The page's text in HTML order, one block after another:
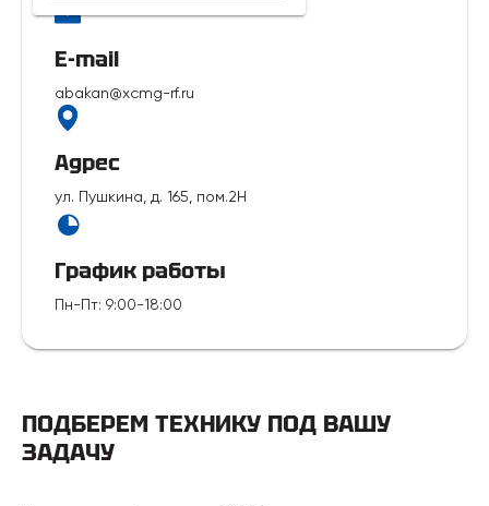
E-mail
abakan@xcmg-rf.ru
Адрес
ул. Пушкина, д. 165, пом.2Н
График работы
Пн-Пт: 9:00-18:00
ПОДБЕРЕМ ТЕХНИКУ ПОД ВАШУ
ЗАДАЧУ